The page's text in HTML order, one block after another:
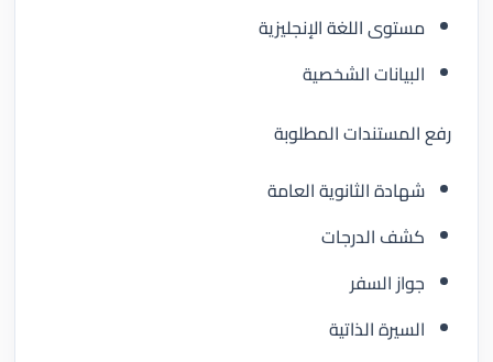
مستوى اللغة الإنجليزية
البيانات الشخصية
رفع المستندات المطلوبة
شهادة الثانوية العامة
كشف الدرجات
جواز السفر
السيرة الذاتية